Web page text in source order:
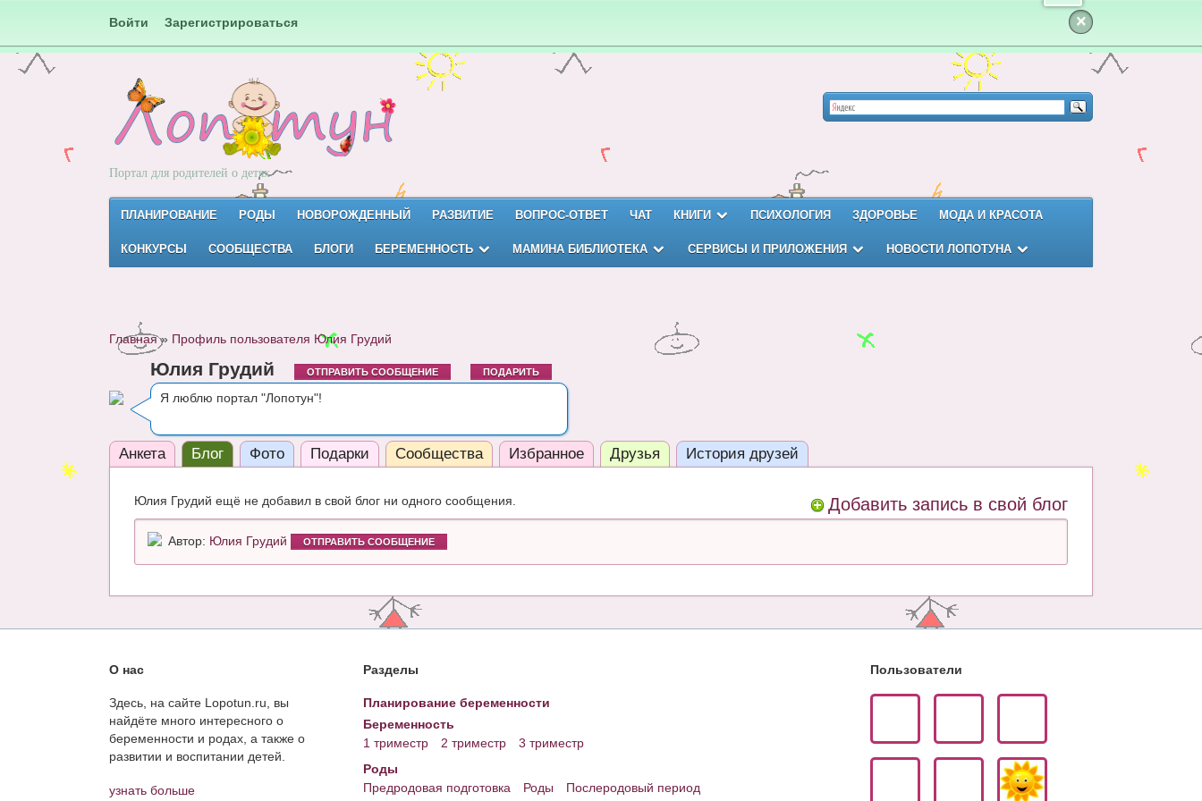
Войти Зарегистрироваться ×
Портал для родителей о детях
ПЛАНИРОВАНИЕ РОДЫ НОВОРОЖДЕННЫЙ РАЗВИТИЕ ВОПРОС-ОТВЕТ ЧАТ КНИГИ ПСИХОЛОГИЯ ЗДОРОВЬЕ МОДА И КРАСОТА
КОНКУРСЫ СООБЩЕСТВА БЛОГИ БЕРЕМЕННОСТЬ МАМИНА БИБЛИОТЕКА СЕРВИСЫ И ПРИЛОЖЕНИЯ НОВОСТИ ЛОПОТУНА
Главная» Профиль пользователя Юлия Грудий
Юлия Грудий ОТПРАВИТЬ СООБЩЕНИЕ ПОДАРИТЬ
Я люблю портал "Лопотун"!
Анкета Блог Фото Подарки Сообщества Избранное Друзья История друзей
Добавить запись в свой блог
Юлия Грудий ещё не добавил в свой блог ни одного сообщения.
Автор: Юлия Грудий ОТПРАВИТЬ СООБЩЕНИЕ
О нас
Здесь, на сайте Lopotun.ru, вы
найдёте много интересного о
беременности и родах, а также о
развитии и воспитании детей.
узнать больше
Разделы
Планирование беременности
Беременность
1 триместр
2 триместр
3 триместр
Роды
Предродовая подготовка
Роды Послеродовый период
Пользователи